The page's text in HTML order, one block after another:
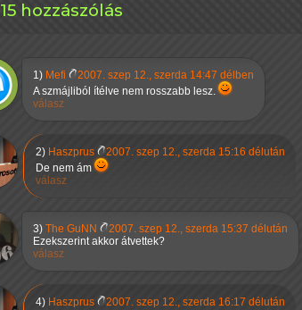
15 hozzászólás
1) Mefi
2007. szep 12., szerda 14:47 délben
A szmájliból ítélve nem rosszabb lesz.
válasz
2) Haszprus
2007. szep 12., szerda 15:16 délután
De nem ám
válasz
3) The GuNN
2007. szep 12., szerda 15:37 délután
Ezekszerint akkor átvettek?
válasz
4) Haszprus
2007. szep 12., szerda 16:17 délután